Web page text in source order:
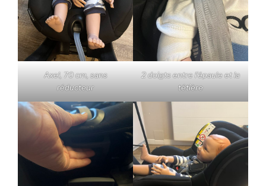
Axel, 70 cm, sans
réducteur
2 doigts entre l’épaule et la
tétière